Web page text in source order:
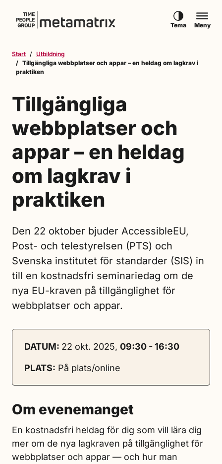
Hoppa till innehåll
Tema Meny
Start
Utbildning
Tillgängliga webbplatser och appar – en heldag om lagkrav i
praktiken
Tillgängliga
webbplatser och
appar – en heldag
om lagkrav i
praktiken
Den 22 oktober bjuder AccessibleEU,
Post- och telestyrelsen (PTS) och
Svenska institutet för standarder (SIS) in
till en kostnadsfri seminariedag om de
nya EU-kraven på tillgänglighet för
webbplatser och appar.
DATUM: 22 okt. 2025, 09:30 - 16:30
PLATS: På plats/online
Om evenemanget
En kostnadsfri heldag för dig som vill lära dig
mer om de nya lagkraven på tillgänglighet för
webbplatser och appar — och hur man